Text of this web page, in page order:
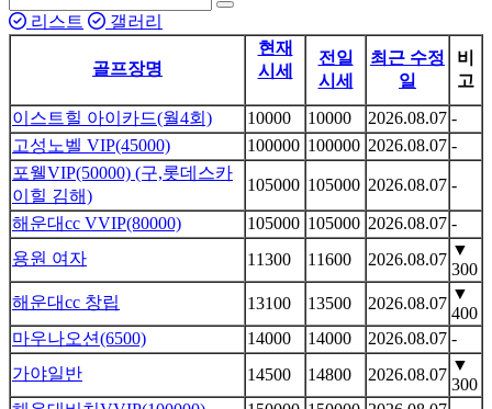
리스트 갤러리
골프장명
현재
시세
전일
시세
최근 수정
일
비
고
이스트힐 아이카드(월4회)
10000 10000 2026.08.07 -
고성노벨 VIP(45000)
100000 100000 2026.08.07 -
포웰VIP(50000) (구,롯데스카
이힐 김해)
105000 105000 2026.08.07 -
해운대cc VVIP(80000) 105000 105000 2026.08.07 -
용원 여자
11300 11600 2026.08.07
▼
300
해운대cc 창립
13100 13500 2026.08.07
▼
400
마우나오션(6500)
14000 14000 2026.08.07 -
가야일반
14500 14800 2026.08.07
▼
300